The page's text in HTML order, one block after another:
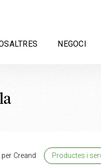
NEGOCI
per Creand Productes i